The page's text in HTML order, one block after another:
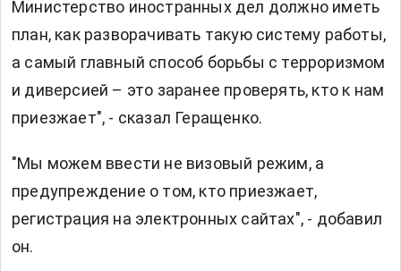
Министерство иностранных дел должно иметь
план, как разворачивать такую систему работы,
а самый главный способ борьбы с терроризмом
и диверсией – это заранее проверять, кто к нам
приезжает", - сказал Геращенко.
"Мы можем ввести не визовый режим, а
предупреждение о том, кто приезжает,
регистрация на электронных сайтах", - добавил
он.